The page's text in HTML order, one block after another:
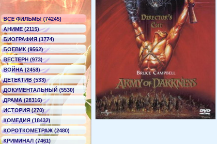
ВСЕ ФИЛЬМЫ (74245)
АНИМЕ (2115)
БИОГРАФИЯ (1774)
БОЕВИК (9562)
ВЕСТЕРН (973)
ВОЙНА (2458)
ДЕТЕКТИВ (533)
ДОКУМЕНТАЛЬНЫЙ (5530)
ДРАМА (28316)
ИСТОРИЯ (270)
КОМЕДИЯ (18432)
КОРОТКОМЕТРАЖ (2480)
КРИМИНАЛ (7461)